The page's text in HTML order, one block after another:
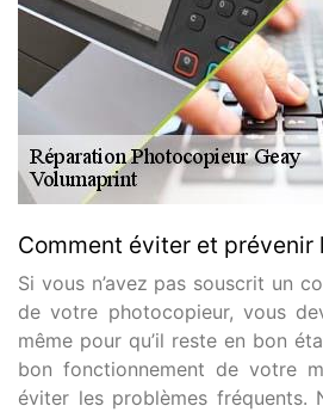
Comment éviter et prévenir
Si vous n’avez pas souscrit un
de votre photocopieur, vous
même pour qu’il reste en bon
bon fonctionnement de votre
éviter les problèmes fréquents.